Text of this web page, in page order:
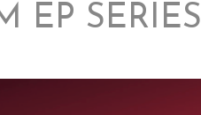
EP SERIES